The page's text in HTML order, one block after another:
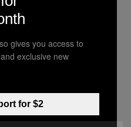
van Broadly
gives you access to
exclusive new
for $2